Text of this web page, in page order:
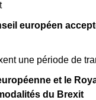
européen
une période de
et le
du Brexit